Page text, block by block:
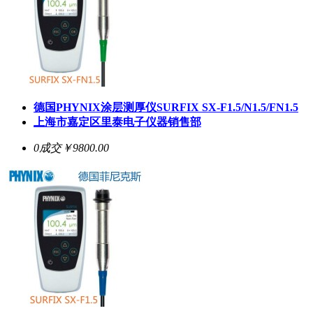
德国PHYNIX涂层测厚仪SURFIX SX-F1.5/N1.5/FN1.5
上海市嘉定区里泰电子仪器销售部
0成交￥9800.00